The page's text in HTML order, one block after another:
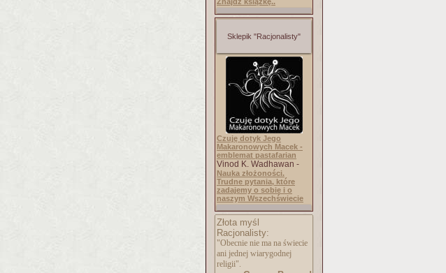
Sklepik "Racjonalisty"
Czuję dotyk Jego
Makaronowych Macek -
emblemat pastafarian
Vinod K. Wadhawan -
Nauka złożoności.
Trudne pytania, które
zadajemy o sobie i o
naszym Wszechświecie
Złota myśl
Racjonalisty:
"Obecnie nie ma na świecie
ani jednej wiarygodnej
religii".